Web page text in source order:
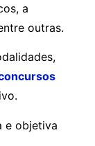
a
outras.
e objetiva